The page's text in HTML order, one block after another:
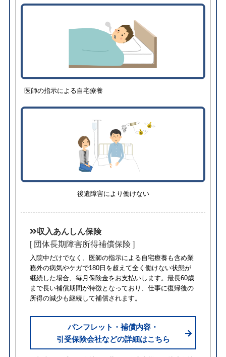
医師の指示による自宅療養
後遺障害により働けない
収入あんしん保険
[ 団体長期障害所得補償保険 ]
入院中だけでなく、医師の指示による自宅療養も含め業
務外の病気やケガで180日を超えて全く働けない状態が
継続した場合、毎月保険金をお支払いします。最長60歳
まで長い補償期間が特徴となっており、仕事に復帰後の
所得の減少も継続して補償されます。
パンフレット・補償内容・
引受保険会社などの詳細はこちら